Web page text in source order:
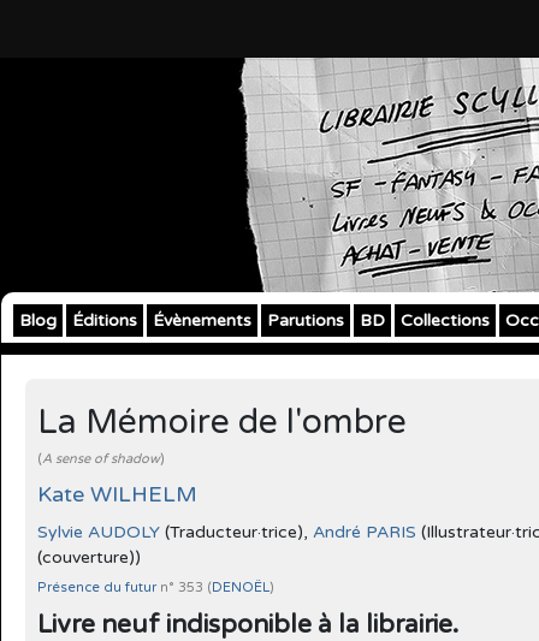
Blog Éditions Évènements Parutions BD Collections
La Mémoire de l'ombre
(A sense of shadow)
Kate WILHELM
Sylvie AUDOLY (Traducteur·trice), André PARIS
(couverture))
Présence du futur n° 353 (DENOËL)
Livre neuf indisponible à la librairie.